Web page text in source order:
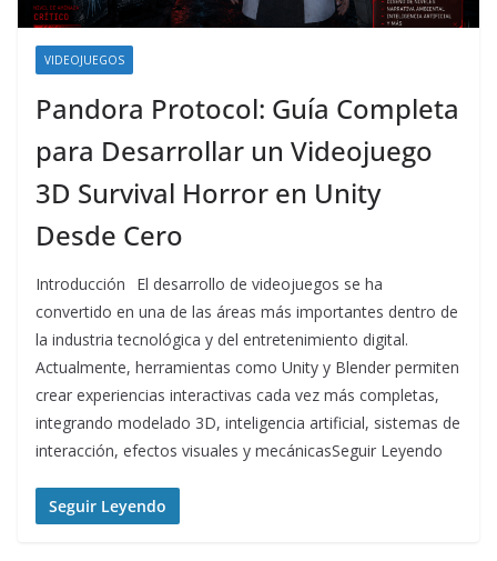
VIDEOJUEGOS
Pandora Protocol: Guía Completa
para Desarrollar un Videojuego
3D Survival Horror en Unity
Desde Cero
Introducción El desarrollo de videojuegos se ha
convertido en una de las áreas más importantes dentro de
la industria tecnológica y del entretenimiento digital.
Actualmente, herramientas como Unity y Blender permiten
crear experiencias interactivas cada vez más completas,
integrando modelado 3D, inteligencia artificial, sistemas de
interacción, efectos visuales y mecánicasSeguir Leyendo
Seguir Leyendo